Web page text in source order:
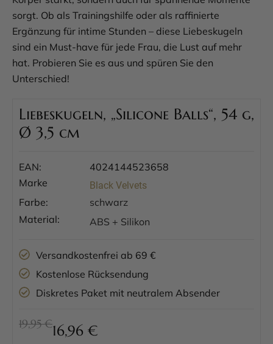
sorgt. Ob als Trainingshilfe oder als raffinierte
Ergänzung für intime Stunden – diese Liebeskugeln
sind ein Must-have für jede Frau, die Lust auf mehr
hat. Probieren Sie es aus und spüren Sie den
Unterschied!
Liebeskugeln, „Silicone Balls“, 54 g,
Ø 3,5 cm
EAN:
4024144523658
Marke
Black Velvets
Farbe:
schwarz
Material:
ABS + Silikon
Versandkostenfrei ab 69 €
Kostenlose Rücksendung
Diskretes Paket mit neutralem Absender
19,95 €16,96 €